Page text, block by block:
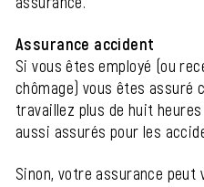
Assurance accident
Si vous êtes employé (ou
chômage) vous êtes assuré
travaillez plus de huit
aussi assurés pour les
Sinon, votre assurance peut